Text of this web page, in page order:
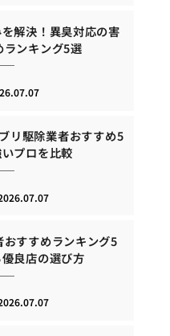
解決！異臭対応の害
ンキング5選
リ駆除業者おすすめ5
プロを比較
すすめランキング5
良店の選び方